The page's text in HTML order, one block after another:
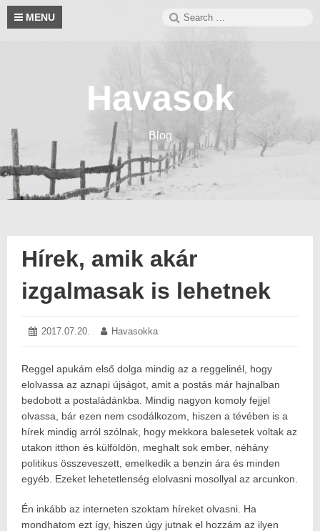
Skip
content
MENU
Search
Havasok
Blog
Hírek, amik akár
izgalmasak is lehetnek
Posted
2017.07.20. 2017.07.20.
Author:
Havasokka
Reggel apukám első dolga mindig az a reggelinél, hogy
elolvassa az aznapi újságot, amit a postás már hajnalban
bedobott a postaládánkba. Mindig nagyon komoly fejjel
olvassa, bár ezen nem csodálkozom, hiszen a tévében is a
hírek mindig arról szólnak, hogy mekkora balesetek voltak az
utakon itthon és külföldön, meghalt sok ember, néhány
politikus összeveszett, emelkedik a benzin ára és minden
egyéb. Ezeket lehetetlenség elolvasni mosollyal az arcunkon.
Én inkább az interneten szoktam híreket olvasni. Ha
mondhatom ezt így, hiszen úgy jutnak el hozzám az ilyen